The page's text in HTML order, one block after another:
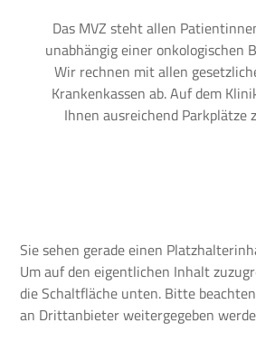
Das MVZ steht allen
unabhängig einer onkologischen
Wir rechnen mit allen
Krankenkassen ab. Auf dem
Ihnen ausreichend Parkplätze
Sie sehen gerade einen
Um auf den eigentlichen Inhalt
die Schaltfläche unten. Bitte
an Drittanbieter weitergegeben